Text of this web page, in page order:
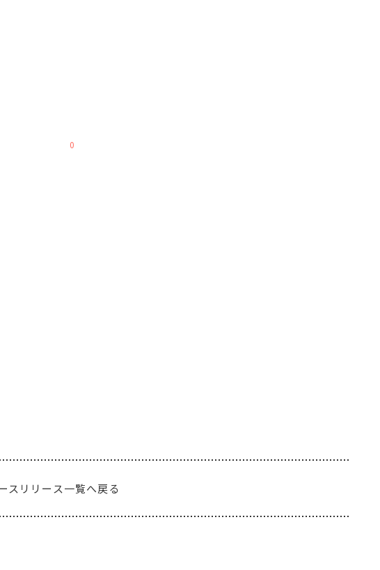
0
スリリース一覧へ戻る